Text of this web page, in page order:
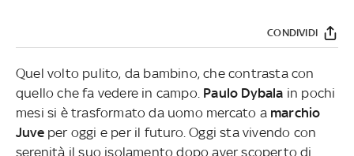
CONDIVIDI
Quel volto pulito, da bambino, che contrasta con
quello che fa vedere in campo. Paulo Dybala in pochi
mesi si è trasformato da uomo mercato a marchio
Juveper oggi e per il futuro. Oggi sta vivendo con
serenità il suo isolamento dopo aver scoperto di